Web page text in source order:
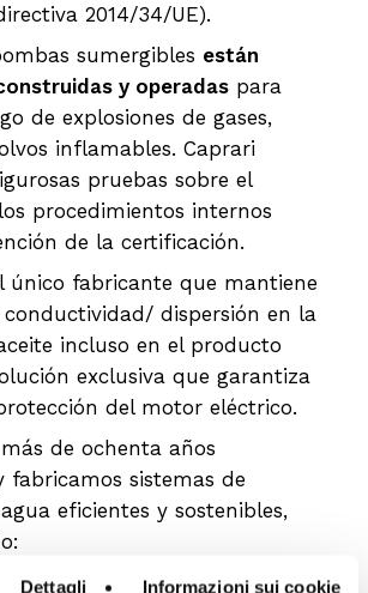
Dettagli Informazioni sui cookie
2014/34/UE).
sumergibles están
y operadaspara
de explosiones de gases,
inflamables. Caprari
pruebas sobre el
procedimientos internos
de la certificación.
único fabricante que mantiene
dispersión en la
incluso en el producto
exclusiva que garantiza
del motor eléctrico.
de ochenta años
fabricamos sistemas de
eficientes y sostenibles,